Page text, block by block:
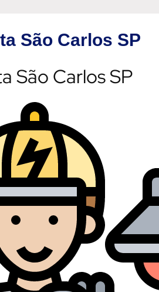
São Carlos SP
São Carlos SP